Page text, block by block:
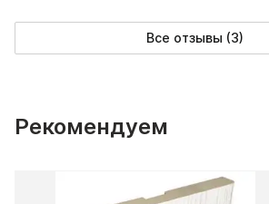
Все отзывы (3)
Рекомендуем